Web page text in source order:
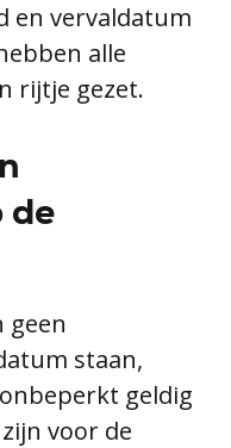
en vervaldatum
alle
rijtje gezet.
de
geen
staan,
geldig
voor de